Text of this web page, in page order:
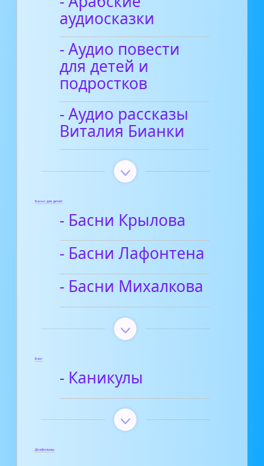
аудиосказки
- Аудио повести
для детей и
подростков
- Аудио рассказы
Виталия Бианки
Басни для детей
- Басни Крылова
- Басни Лафонтена
- Басни Михалкова
Блог
- Каникулы
Диафильмы